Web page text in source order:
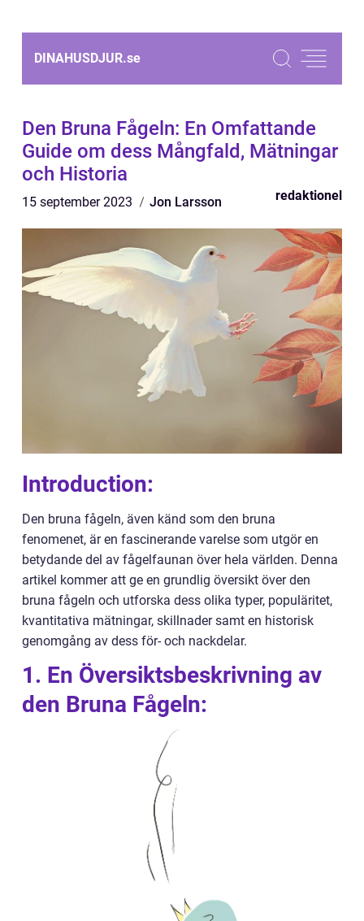
DINAHUSDJUR.se
Den Bruna Fågeln: En Omfattande
Guide om dess Mångfald, Mätningar
och Historia
15 september 2023 Jon Larsson redaktionel
Introduction:
Den bruna fågeln, även känd som den bruna
fenomenet, är en fascinerande varelse som utgör en
betydande del av fågelfaunan över hela världen. Denna
artikel kommer att ge en grundlig översikt över den
bruna fågeln och utforska dess olika typer, populäritet,
kvantitativa mätningar, skillnader samt en historisk
genomgång av dess för- och nackdelar.
1. En Översiktsbeskrivning av
den Bruna Fågeln: